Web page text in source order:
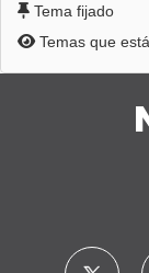
Tema fijado
Temas que